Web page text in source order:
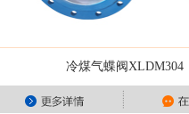
冷煤气蝶阀XLDM304